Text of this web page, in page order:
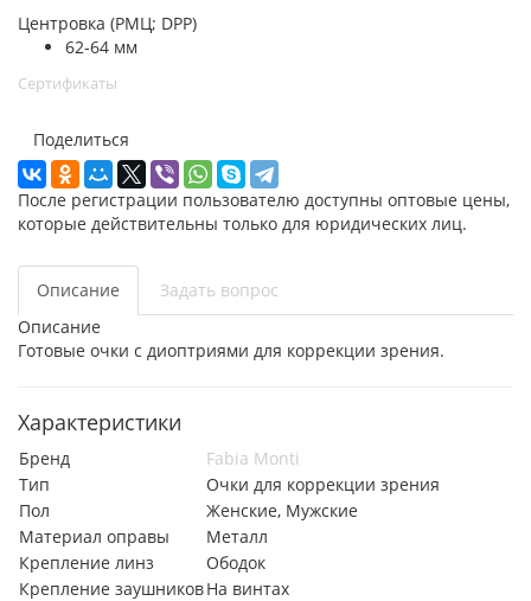
Центровка (РМЦ; DPP)
62-64 мм
Сертификаты
Поделиться
После регистрации пользователю доступны оптовые цены,
которые действительны только для юридических лиц.
Описание
Задать вопрос
Описание
Готовые очки с диоптриями для коррекции зрения.
Характеристики
Бренд
Fabia Monti
Тип
Очки для коррекции зрения
Пол
Женские, Мужские
Материал оправы
Металл
Крепление линз
Ободок
Крепление заушниковНа винтах